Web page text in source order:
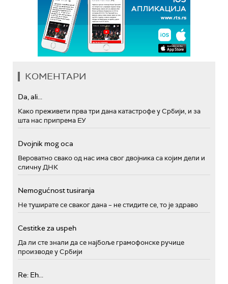
КОМЕНТАРИ
Da, ali...
Како преживети прва три дана катастрофе у Србији, и за
шта нас припрема ЕУ
Dvojnik mog oca
Вероватно свако од нас има свог двојника са којим дели и
сличну ДНК
Nemogućnost tusiranja
Не туширате се сваког дана – не стидите се, то је здраво
Cestitke za uspeh
Да ли сте знали да се најбоље грамофонске ручице
производе у Србији
Re: Eh...